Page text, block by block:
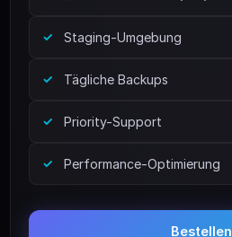
Staging-Umgebung
Tägliche Backups
Priority-Support
Performance-Optimierung
Bestellen